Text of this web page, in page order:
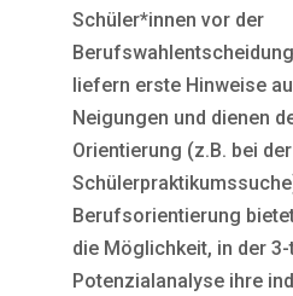
Schüler*innen vor der
liefern erste Hinweise
Neigungen und dienen
Orientierung (z.B. bei der
Berufsorientierung
die Möglichkeit, in der
Potenzialanalyse ihre